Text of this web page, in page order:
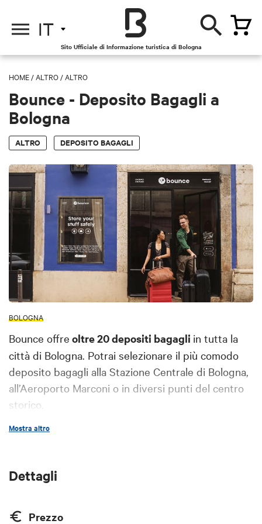
IT
Sito Ufficiale di Informazione turistica di Bologna
HOME /ALTRO /ALTRO
Bounce - Deposito Bagagli a
Bologna
ALTRO DEPOSITO BAGAGLI
BOLOGNA
Bounce offre oltre 20 depositi bagagli in tutta la
città di Bologna. Potrai selezionare il più comodo
deposito bagagli alla Stazione Centrale di Bologna,
all’Aeroporto Marconi o in diversi punti del centro
storico.
Lasciare i tuoi bagagli con Bounce è davvero
scarica l'app di Bounce), trova il punto di deposito
più vicino a te e indica il numero di bagagli che
selezionato, mostra la conferma della tua
Mostra altro
Dettagli
Prezzo